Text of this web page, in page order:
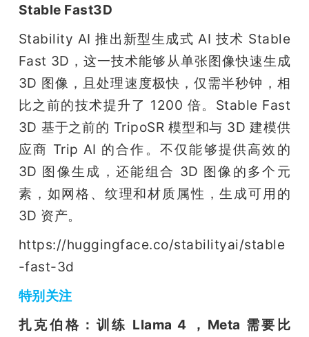
Stable Fast3D
Stability AI 推出新型生成式 AI 技术 Stable
Fast 3D，这一技术能够从单张图像快速生成
3D 图像，且处理速度极快，仅需半秒钟，相
比之前的技术提升了 1200 倍。Stable Fast
3D 基于之前的 TripoSR 模型和与 3D 建模供
应商 Trip AI 的合作。不仅能够提供高效的
3D 图像生成，还能组合 3D 图像的多个元
素，如网格、纹理和材质属性，生成可用的
3D 资产。
https://huggingface.co/stabilityai/stable
-fast-3d
特别关注
扎克伯格：训练 Llama 4 ，Meta 需要比